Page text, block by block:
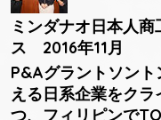
ミンダナオ日本人
ス 2016年11月
P&Aグラントソン
える日系企業をク
つ、フィリピンで